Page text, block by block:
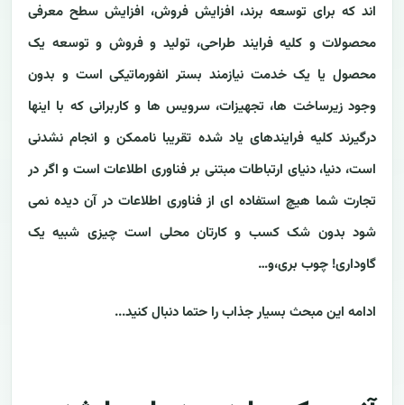
اند که برای توسعه برند، افزایش فروش، افزایش سطح معرفی
محصولات و کلیه فرایند طراحی، تولید و فروش و توسعه یک
محصول یا یک خدمت نیازمند بستر انفورماتیکی است و بدون
وجود زیرساخت ها، تجهیزات، سرویس ها و کاربرانی که با اینها
درگیرند کلیه فرایندهای یاد شده تقریبا ناممکن و انجام نشدنی
است، دنیا، دنیای ارتباطات مبتنی بر فناوری اطلاعات است و اگر در
تجارت شما هیچ استفاده ای از فناوری اطلاعات در آن دیده نمی
شود بدون شک کسب و کارتان محلی است چیزی شبیه یک
گاوداری! چوب بری،و…
ادامه این مبحث بسیار جذاب را حتما دنبال کنید...